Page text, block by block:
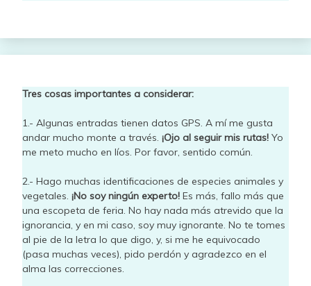
Tres cosas importantes a considerar:
1.- Algunas entradas tienen datos GPS. A mí me gusta
andar mucho monte a través. ¡Ojo al seguir mis rutas! Yo
me meto mucho en líos. Por favor, sentido común.
2.- Hago muchas identificaciones de especies animales y
vegetales. ¡No soy ningún experto! Es más, fallo más que
una escopeta de feria. No hay nada más atrevido que la
ignorancia, y en mi caso, soy muy ignorante. No te tomes
al pie de la letra lo que digo, y, si me he equivocado
(pasa muchas veces), pido perdón y agradezco en el
alma las correcciones.